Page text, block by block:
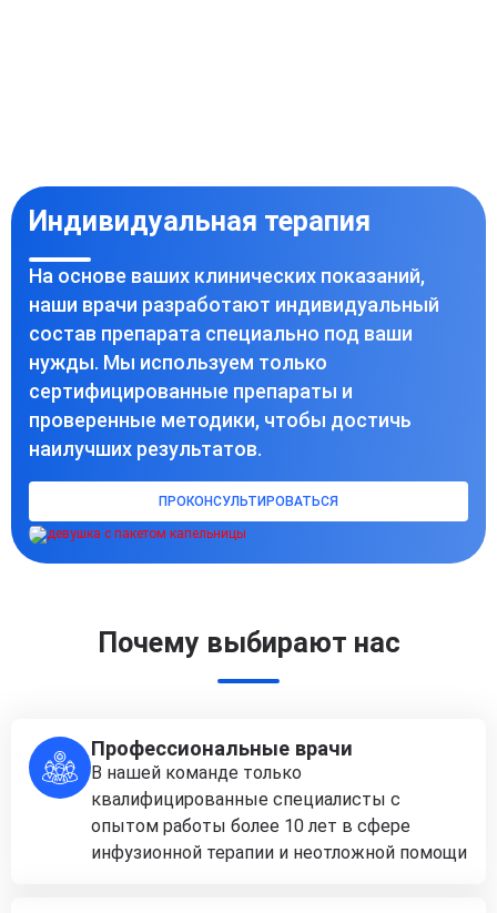
Индивидуальная терапия
На основе ваших клинических показаний,
наши врачи разработают индивидуальный
состав препарата специально под ваши
нужды. Мы используем только
сертифицированные препараты и
проверенные методики, чтобы достичь
наилучших результатов.
ПРОКОНСУЛЬТИРОВАТЬСЯ
Почему выбирают нас
Профессиональные врачи
В нашей команде только
квалифицированные специалисты с
опытом работы более 10 лет в сфере
инфузионной терапии и неотложной помощи